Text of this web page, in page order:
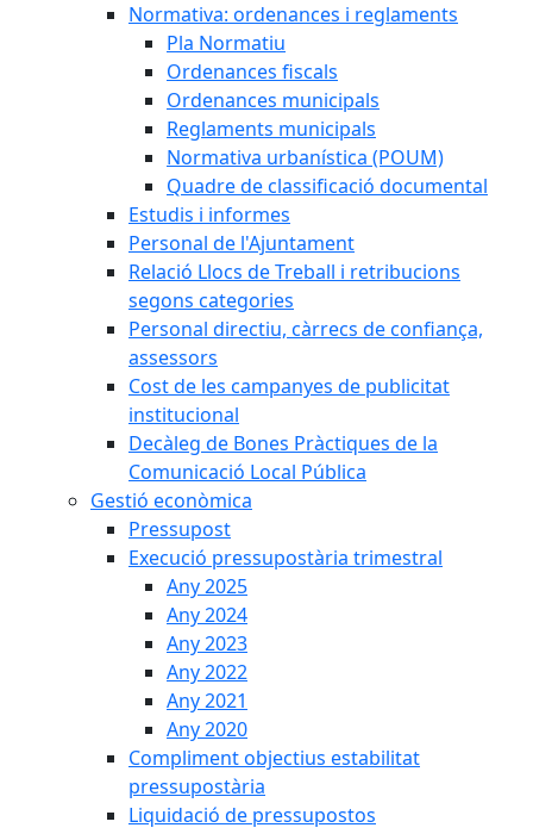
Normativa: ordenances i reglaments
Pla Normatiu
Ordenances fiscals
Ordenances municipals
Reglaments municipals
Normativa urbanística (POUM)
Quadre de classificació documental
Estudis i informes
Personal de l'Ajuntament
Relació Llocs de Treball i retribucions
segons categories
Personal directiu, càrrecs de confiança,
assessors
Cost de les campanyes de publicitat
institucional
Decàleg de Bones Pràctiques de la
Comunicació Local Pública
Gestió econòmica
Pressupost
Execució pressupostària trimestral
Any 2025
Any 2024
Any 2023
Any 2022
Any 2021
Any 2020
Compliment objectius estabilitat
pressupostària
Liquidació de pressupostos